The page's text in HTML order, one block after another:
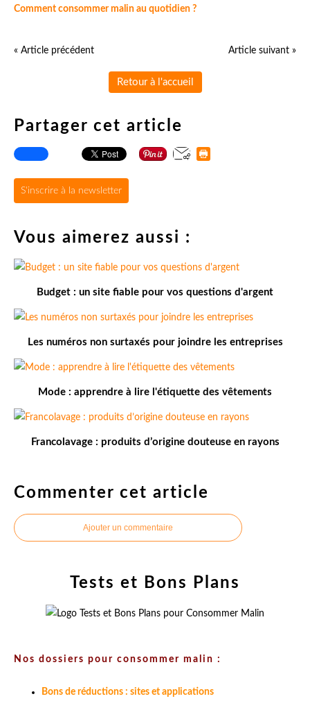
Comment consommer malin au quotidien ?
« Article précédent Article suivant »
Retour à l'accueil
Partager cet article
S'inscrire à la newsletter
Vous aimerez aussi :
Budget : un site fiable pour vos questions d'argent
Les numéros non surtaxés pour joindre les entreprises
Mode : apprendre à lire l'étiquette des vêtements
Francolavage : produits d’origine douteuse en rayons
Commenter cet article
Ajouter un commentaire
Tests et Bons Plans
Nos dossiers pour consommer malin :
Bons de réductions : sites et applications